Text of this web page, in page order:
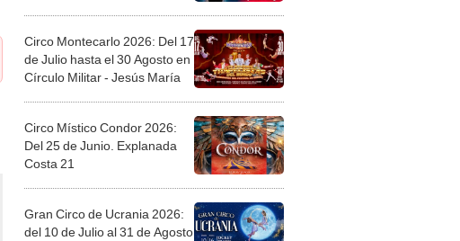
Circo Montecarlo 2026: Del 17
de Julio hasta el 30 Agosto en
Círculo Militar - Jesús María
Circo Místico Condor 2026:
Del 25 de Junio. Explanada
Costa 21
Gran Circo de Ucrania 2026:
del 10 de Julio al 31 de Agosto